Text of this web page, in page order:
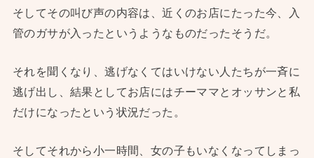
そしてその叫び声の内容は、近くのお店にたった今、入
管のガサが入ったというようなものだったそうだ。
それを聞くなり、逃げなくてはいけない人たちが一斉に
逃げ出し、結果としてお店にはチーママとオッサンと私
だけになったという状況だった。
そしてそれから小一時間、女の子もいなくなってしまっ